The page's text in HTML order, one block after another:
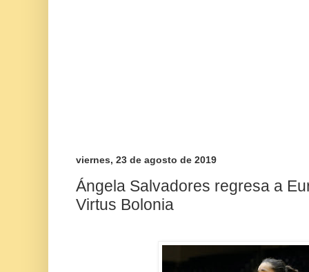
viernes, 23 de agosto de 2019
Ángela Salvadores regresa a
Virtus Bolonia